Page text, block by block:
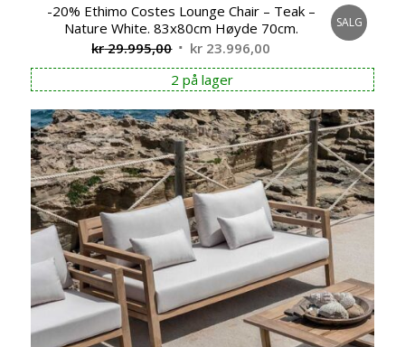
-20% Ethimo Costes Lounge Chair – Teak –
Nature White. 83x80cm Høyde 70cm.
kr29.995,00 Opprinnelig
pris
var:
kr 29.995,00.
kr 23.996,00 Nåværende
pris
er:
kr 23.996,00.
SALG
2 på lager